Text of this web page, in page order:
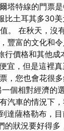
塔特線的門票
比土耳其多30
。 在秋天，沒
豐富的文化和令
行價格和其他
宜，但是這裡
，您也會花很多
個相對經濟的
汽車的情況下
達薩格勒布，
的狀況要好得